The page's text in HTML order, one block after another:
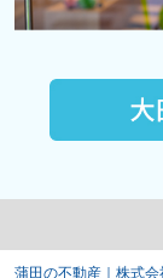
蒲田の不動産｜株式